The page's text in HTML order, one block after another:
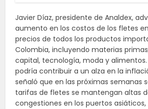
Javier Díaz, presidente de Analdex,
aumento en los costos de los fletes
precios de todos los productos
Colombia, incluyendo materias
capital, tecnología, moda y
podría contribuir a un alza en la
señaló que en las próximas semanas
tarifas de fletes se mantengan altas
congestiones en los puertos asiáticos,